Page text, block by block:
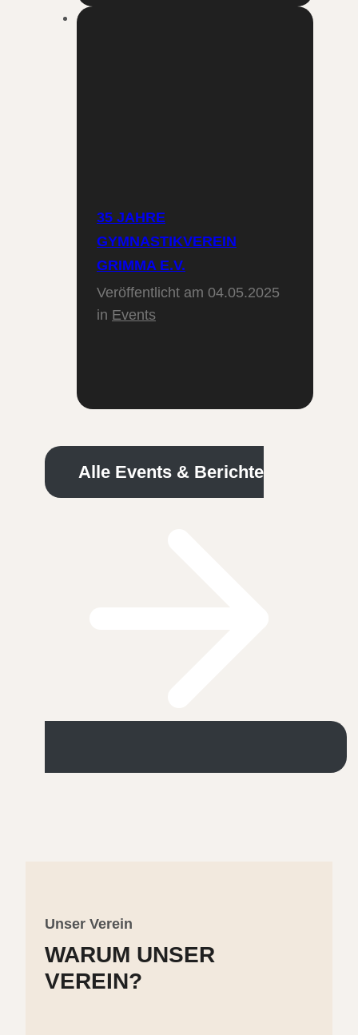
35 JAHRE
GYMNASTIKVEREIN
GRIMMA E.V.
Veröffentlicht am 04.05.2025
in Events
Alle Events & Berichte
Unser Verein
WARUM UNSER
VEREIN?